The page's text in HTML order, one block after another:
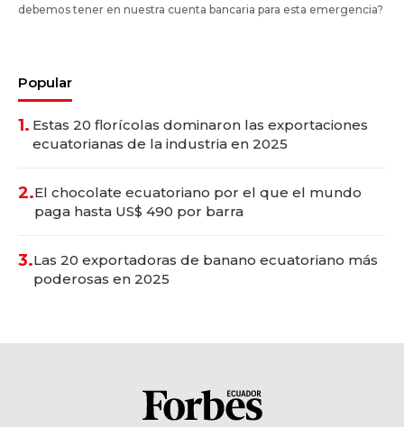
debemos tener en nuestra cuenta bancaria para esta emergencia?
Popular
1. Estas 20 florícolas dominaron las exportaciones
ecuatorianas de la industria en 2025
2.El chocolate ecuatoriano por el que el mundo
paga hasta US$ 490 por barra
3.Las 20 exportadoras de banano ecuatoriano más
poderosas en 2025